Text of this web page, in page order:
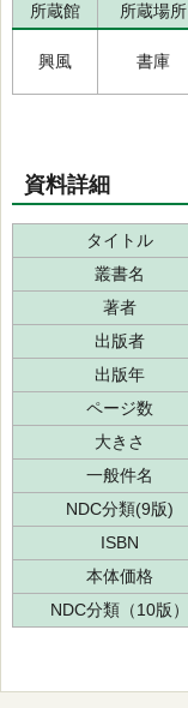
所蔵館 所蔵場所
興風 書庫
資料詳細
タイトル
叢書名
著者
出版者
出版年
ページ数
大きさ
一般件名
NDC分類(9版)
ISBN
本体価格
NDC分類（10版）